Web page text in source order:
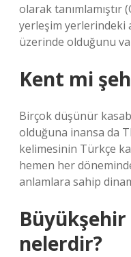
olarak tanımlamıştır
yerleşim yerlerindeki
üzerinde olduğunu
Kent mi
Birçok düşünür
olduğuna inansa da
kelimesinin Türkçe
hemen her
anlamlara sahip
nelerdir?